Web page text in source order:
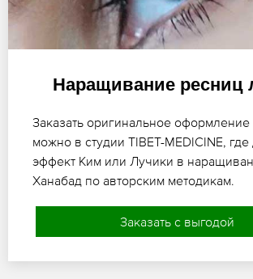
Наращивание ресниц
Заказать оригинальное оформление
можно в студии TIBET-MEDICINE,
эффект Ким или Лучики в
Ханабад по авторским методикам.
Заказать с выгодой